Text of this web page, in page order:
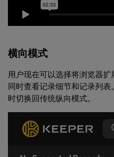
横向模式
用户现在可以选择将浏览器
同时查看记录细节和记录列
时切换回传统纵向模式。